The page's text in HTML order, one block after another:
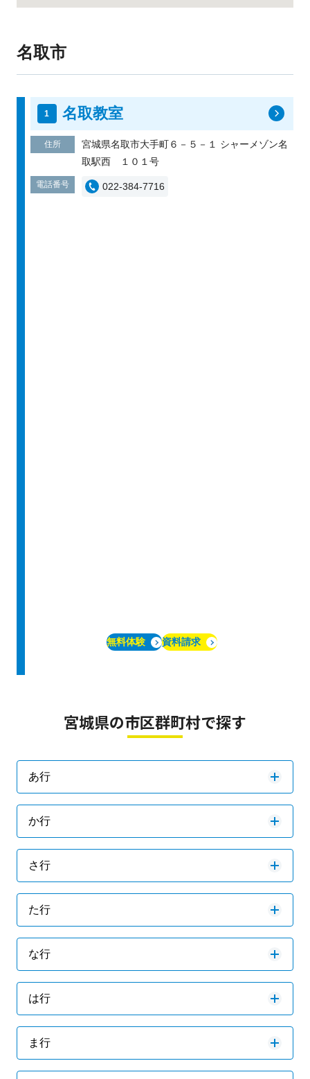
名取市
名取教室
住所
宮城県名取市大手町６－５－１ シャーメゾン名
取駅西 １０１号
電話番号 022-384-7716
無料体験 資料請求
宮城県の市区群町村で探す
あ行
か行
さ行
た行
な行
は行
ま行